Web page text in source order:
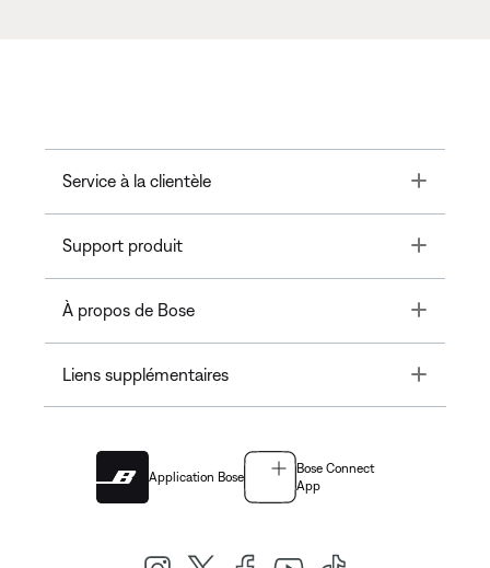
Service à la clientèle Toggle
Support produit Toggle
À propos de Bose Toggle
Liens supplémentaires Toggle
Application Bose
Bose Connect
App